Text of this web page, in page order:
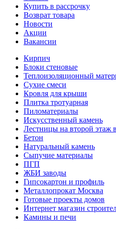
Купить в рассрочку
Возврат товара
Новости
Акции
Вакансии
Кирпич
Блоки стеновые
Теплоизоляционный
Сухие смеси
Кровля для крыши
Плитка тротуарная
Пиломатериалы
Искусственный камень
Лестницы на второй этаж
Бетон
Натуральный камень
Сыпучие материалы
ПГП
ЖБИ заводы
Гипсокартон и профиль
Металлопрокат Москва
Готовые проекты домов
Интернет магазин
Камины и печи